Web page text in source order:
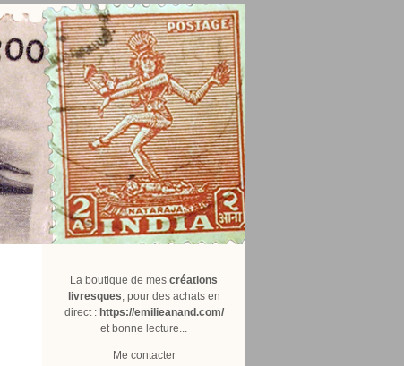
La boutique de mes créations
livresques, pour des achats en
direct : https://emilieanand.com/
et bonne lecture...
Me contacter